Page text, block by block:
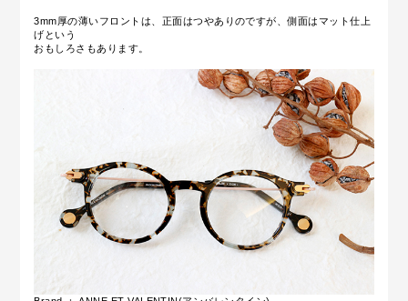
3mm厚の薄いフロントは、正面はつやありのですが、側面はマット仕上
げという
おもしろさもあります。